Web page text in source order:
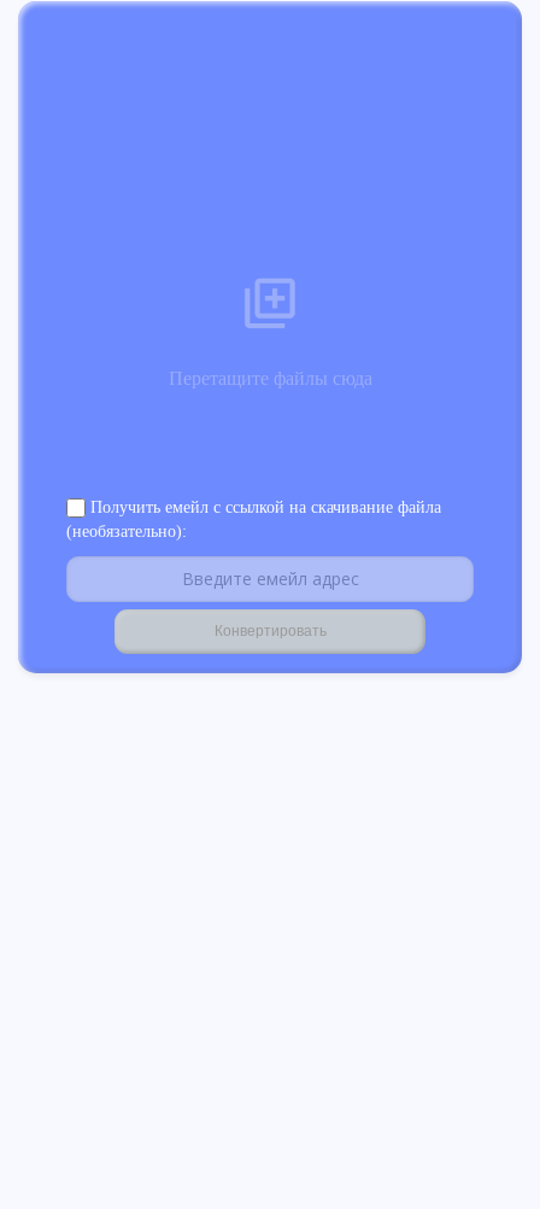
Перетащите файлы сюда
Получить емейл с ссылкой на скачивание файла
(необязательно):